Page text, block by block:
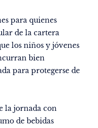
para quienes
de la cartera
los niños y jóvenes
bien
para protegerse de
la jornada con
de bebidas